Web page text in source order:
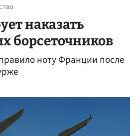
наказать
борсеточников
ноту Франции после